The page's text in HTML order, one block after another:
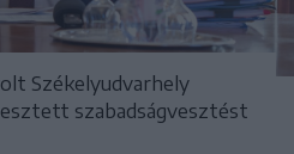
Székelyudvarhely
szabadságvesztést